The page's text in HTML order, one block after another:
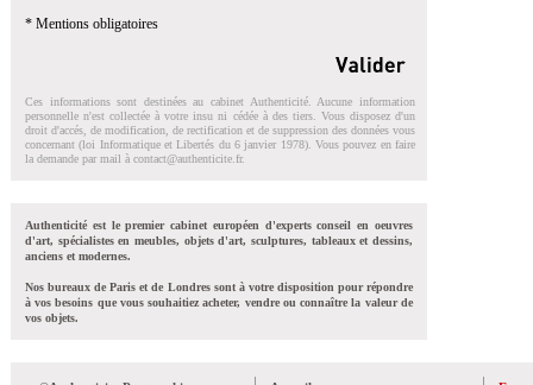
* Mentions obligatoires
Ces informations sont destinées au cabinet Authenticité. Aucune information
personnelle n'est collectée à votre insu ni cédée à des tiers. Vous disposez d'un
droit d'accés, de modification, de rectification et de suppression des données vous
concernant (loi Informatique et Libertés du 6 janvier 1978). Vous pouvez en faire
la demande par mail à contact@authenticite.fr.
Authenticité est le premier cabinet européen d'experts conseil en oeuvres
d'art, spécialistes en meubles, objets d'art, sculptures, tableaux et dessins,
anciens et modernes.
Nos bureaux de Paris et de Londres sont à votre disposition pour répondre
à vos besoins que vous souhaitiez acheter, vendre ou connaître la valeur de
vos objets.